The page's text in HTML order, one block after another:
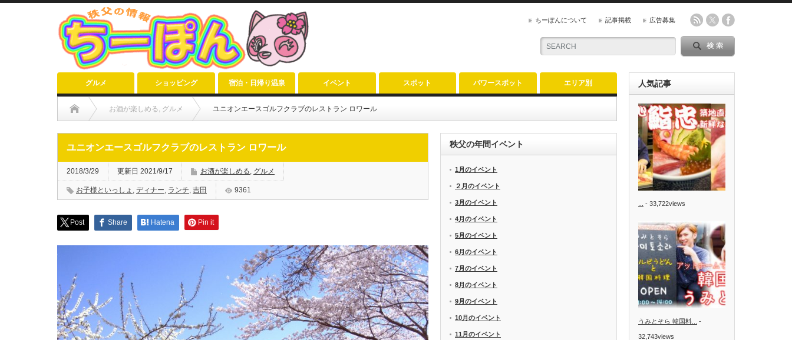
ちーぽんについて 記事掲載 広告募集
グルメ ショッピング 宿泊・日帰り温泉 イベント スポット パワースポット エリア別
お酒が楽しめる, グルメ ユニオンエースゴルフクラブのレストラン ロワール
ユニオンエースゴルフクラブのレストラン ロワール
2018/3/29 更新日 2021/9/17 お酒が楽しめる, グルメ
お子様といっしょ , ディナー, ランチ, 吉田 9361
Post Share Hatena Pin it
秩父の年間イベント
1月のイベント
２月のイベント
3月のイベント
4月のイベント
5月のイベント
6月のイベント
7月のイベント
8月のイベント
9月のイベント
10月のイベント
11月のイベント
人気記事
- 33,722views
うみとそら 韓国料... -
32,743views